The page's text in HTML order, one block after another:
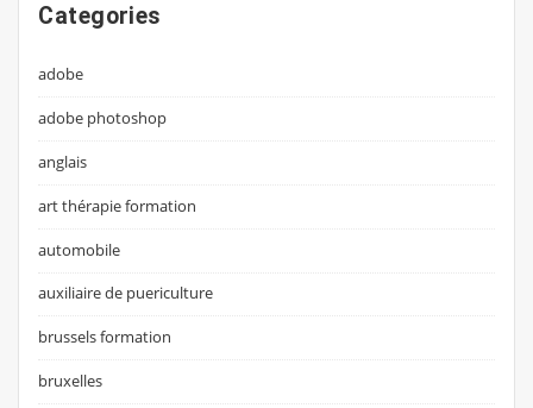
Categories
adobe
adobe photoshop
anglais
art thérapie formation
automobile
auxiliaire de puericulture
brussels formation
bruxelles